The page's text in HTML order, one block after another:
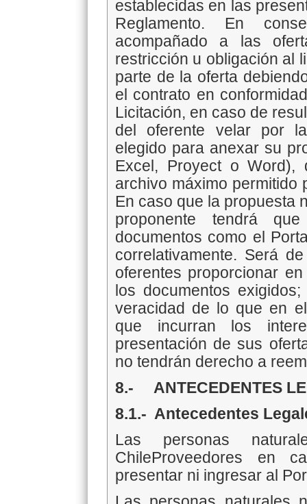
establecidas en las
Reglamento. En
acompañado a las
restricción u obligación al
parte de la oferta
el contrato en
Licitación, en caso de
del oferente velar por
elegido para anexar su
Excel, Proyect o Word),
archivo máximo permitido
En caso que la propuesta
proponente tendrá
documentos como el
correlativamente. Será
oferentes proporcionar
los documentos
veracidad de lo que en
que incurran los
presentación de sus
no tendrán derecho a
8.- ANTECEDENTES
8.1.- Antecedentes
Las personas
ChileProveedores en
presentar ni ingresar al